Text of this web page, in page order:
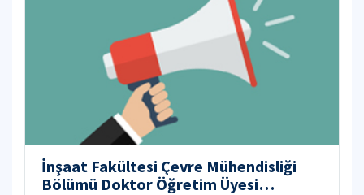
İnşaat Fakültesi Çevre Mühendisliği
Bölümü Doktor Öğretim Üyesi